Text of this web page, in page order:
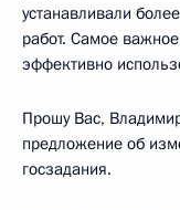
устанавливали
работ. Самое
эффективно
Прошу Вас,
предложение об
госзадания.